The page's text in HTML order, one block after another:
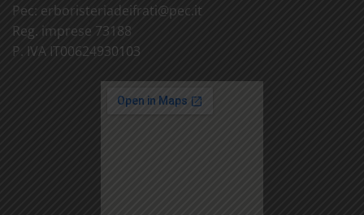
Pec: erboristeriadeifrati@pec.it
Reg. imprese 73188
P. IVA IT00624930103